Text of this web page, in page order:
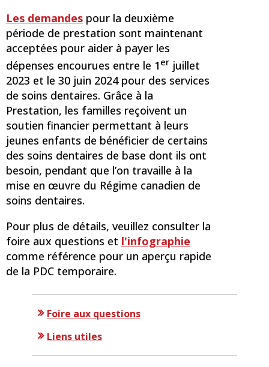
Les demandes pour la deuxième
période de prestation sont maintenant
acceptées pour aider à payer les
dépenses encourues entre le 1 er juillet
2023 et le 30 juin 2024 pour des services
de soins dentaires. Grâce à la
Prestation, les familles reçoivent un
soutien financier permettant à leurs
jeunes enfants de bénéficier de certains
des soins dentaires de base dont ils ont
besoin, pendant que l’on travaille à la
mise en œuvre du Régime canadien de
soins dentaires.
Pour plus de détails, veuillez consulter la
foire aux questions et l'infographie
comme référence pour un aperçu rapide
de la PDC temporaire.
Foire aux questions
Liens utiles